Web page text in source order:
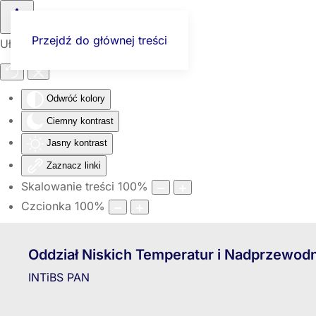
Ułatwienia dostępu
Odwróć kolory
Ciemny kontrast
Jasny kontrast
Zaznacz linki
Skalowanie treści 100%
Czcionka 100%
Przejdź do głównej treści
Oddział Niskich Temperatur i
INTiBS PAN